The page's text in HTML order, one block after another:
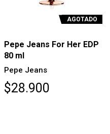
AGOTADO
Pepe Jeans For Her EDP
80 ml
Pepe Jeans
$28.900